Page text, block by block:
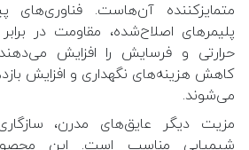
متمایزکننده آن‌هاست. فناوری‌های
حرارتی و فرسایش را افزایش
کاهش هزینه‌های نگهداری و افزایش
می‌شوند.
مزیت دیگر عایق‌های مدرن،
شیمیایی مناسب است. این